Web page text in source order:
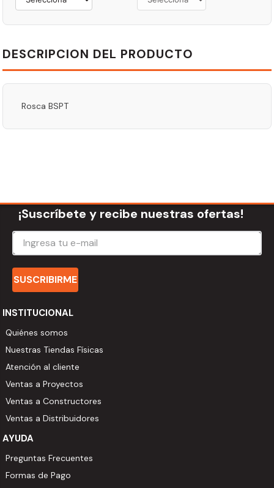
DESCRIPCION DEL PRODUCTO
Rosca BSPT
¡Suscríbete y recibe nuestras ofertas!
SUSCRIBIRME
INSTITUCIONAL
Quiénes somos
Nuestras Tiendas Físicas
Atención al cliente
Ventas a Proyectos
Ventas a Constructores
Ventas a Distribuidores
AYUDA
Preguntas Frecuentes
Formas de Pago